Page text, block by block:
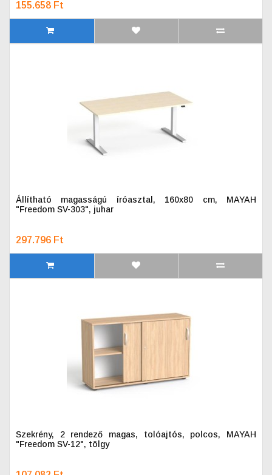
155.658 Ft
Állítható magasságú íróasztal, 160x80 cm, MAYAH
"Freedom SV-303", juhar
297.796 Ft
Szekrény, 2 rendező magas, tolóajtós, polcos, MAYAH
"Freedom SV-12", tölgy